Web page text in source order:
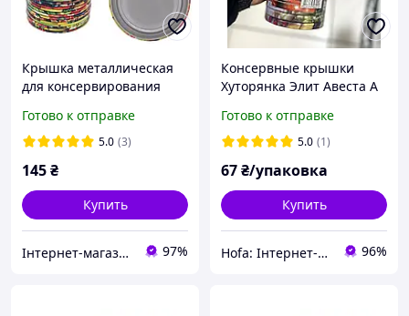
Крышка металлическая
для консервирования
(50шт/пак) полностью
цветная
Готово к отправке
5.0 (3)
145₴
Купить
Інтернет-магазин Vinbazis 97%
Консервные крышки
Хуторянка Элит Авеста А
мм 20 шт с рисунками
Готово к отправке
5.0 (1)
67₴/упаковка
Купить
Hofa: Інтернет-магазин обуви, одежды и товаров для дома! 96%